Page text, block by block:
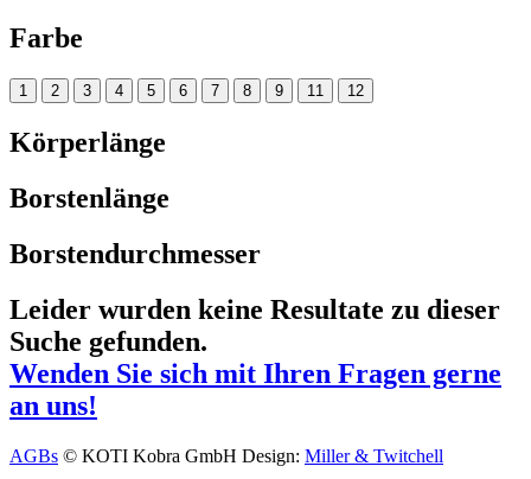
Farbe
1 2 3 4 5 6 7 8 9 11 12
Körperlänge
Borstenlänge
Borstendurchmesser
Leider wurden keine Resultate zu dieser
Suche gefunden.
Wenden Sie sich mit Ihren Fragen gerne
an uns!
AGBs © KOTI Kobra GmbH Design: Miller & Twitchell